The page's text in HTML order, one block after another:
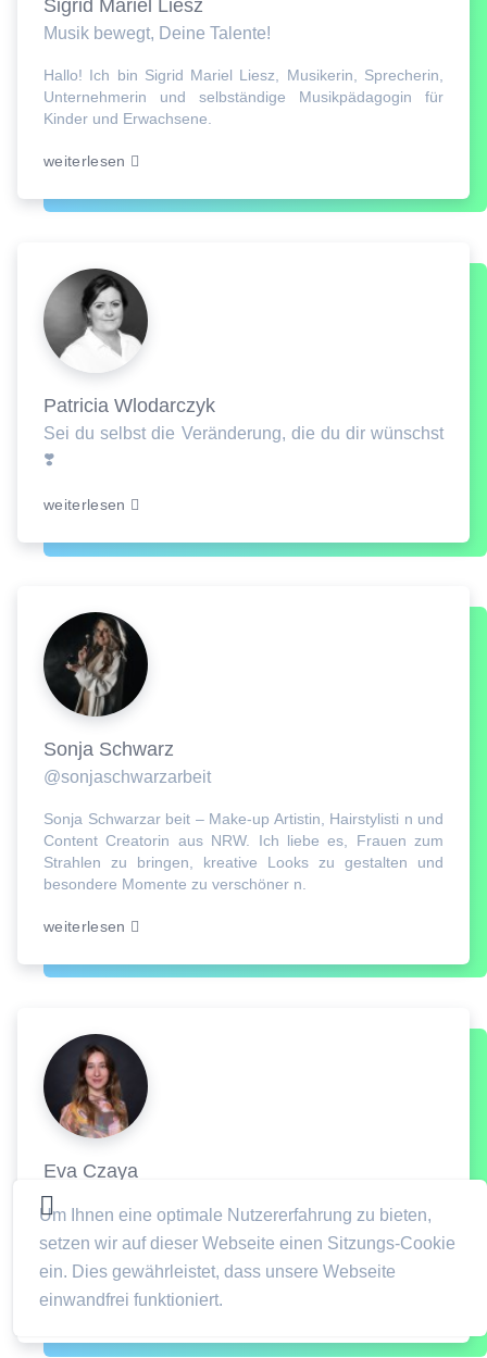
Sigrid Mariel Liesz
Musik bewegt, Deine Talente!
Hallo! Ich bin Sigrid Mariel Liesz, Musikerin, Sprecherin,
Unternehmerin und selbständige Musikpädagogin für
Kinder und Erwachsene.
weiterlesen
Patricia Wlodarczyk
Sei du selbst die Veränderung, die du dir wünschst
❣️
weiterlesen
Sonja Schwarz
@sonjaschwarzarbeit
Sonja Schwarzar beit – Make-up Artistin, Hairstylisti n und
Content Creatorin aus NRW. Ich liebe es, Frauen zum
Strahlen zu bringen, kreative Looks zu gestalten und
besondere Momente zu verschöner n.
weiterlesen
Eva Czaya
Fotos machen bei Eva Czaya Fotografie
Hallo, ich bin Eva, 35 Jahre alt, Portrait-Fotografin und die
neue Inhaberin vom Fotostudio Mettmann.
weiterlesen
Um Ihnen eine optimale Nutzererfahrung zu bieten,
setzen wir auf dieser Webseite einen Sitzungs-Cookie
ein. Dies gewährleistet, dass unsere Webseite
einwandfrei funktioniert.